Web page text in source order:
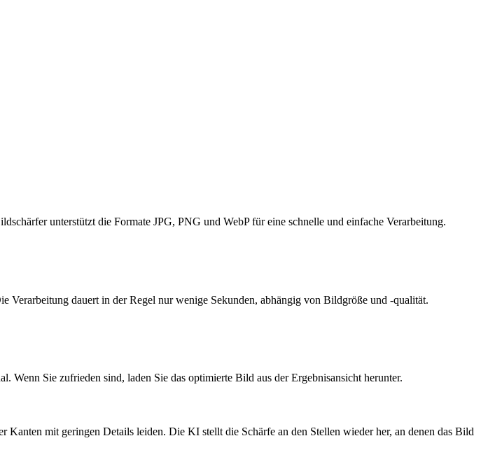
unterstützt die Formate JPG, PNG und WebP für eine schnelle und einfache Verarbeitung.
dauert in der Regel nur wenige Sekunden, abhängig von Bildgröße und -qualität.
Wenn Sie zufrieden sind, laden Sie das optimierte Bild aus der Ergebnisansicht herunter.
mit geringen Details leiden. Die KI stellt die Schärfe an den Stellen wieder her, an denen das Bild